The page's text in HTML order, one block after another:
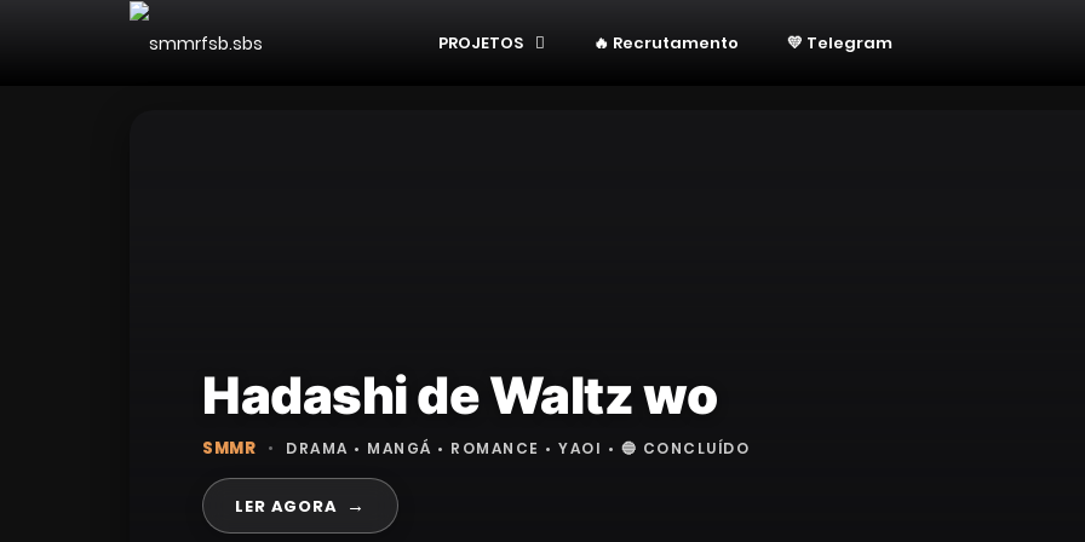
PROJETOS 🔥 Recrutamento 💛 Telegram
Hadashi de Waltz wo
SMMR • DRAMA • MANGÁ • ROMANCE • YAOI • 🔵 CONCLUÍDO
LER AGORA →